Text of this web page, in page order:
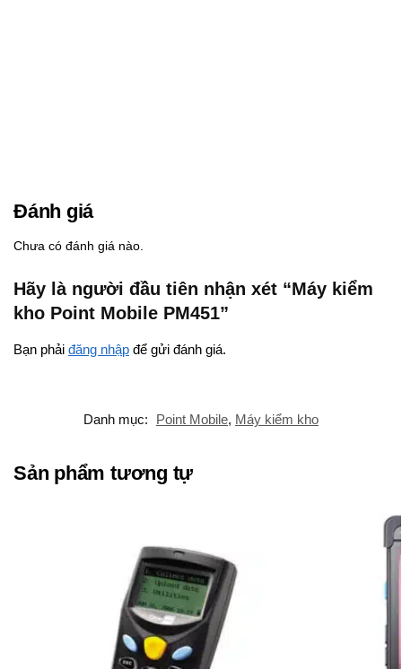
Đánh giá
Chưa có đánh giá nào.
Hãy là người đầu tiên nhận xét “Máy kiểm
kho Point Mobile PM451”
Bạn phải đăng nhập để gửi đánh giá.
Danh mục: Point Mobile, Máy kiểm kho
Sản phẩm tương tự